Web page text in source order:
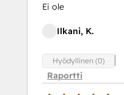
Ei ole
Ilkani, K.
Hyödyllinen (0)
Raportti